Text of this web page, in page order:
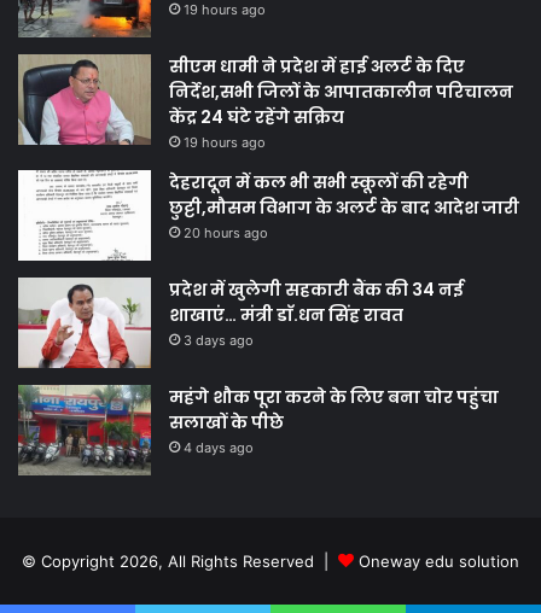
19 hours ago
सीएम धामी ने प्रदेश में हाई अलर्ट के दिए
निर्देश,सभी जिलों के आपातकालीन परिचालन
केंद्र 24 घंटे रहेंगे सक्रिय
19 hours ago
देहरादून में कल भी सभी स्कूलों की रहेगी
छुट्टी,मौसम विभाग के अलर्ट के बाद आदेश जारी
20 hours ago
प्रदेश में खुलेगी सहकारी बैंक की 34 नई
शाखाएं… मंत्री डाॅ.धन सिंह रावत
3 days ago
महंगे शौक पूरा करने के लिए बना चोर पहुंचा
सलाखों के पीछे
4 days ago
© Copyright 2026, All Rights Reserved | Oneway edu solution